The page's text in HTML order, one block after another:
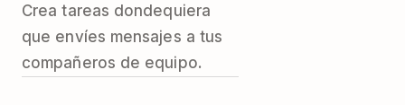
Crea tareas dondequiera
que envíes mensajes a tus
compañeros de equipo.